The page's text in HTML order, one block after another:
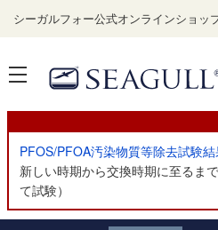
シーガルフォー公式オンラインショッ
PFOS/PFOA汚染物質等除去試験
新しい時期から交換時期に至るま
て試験）